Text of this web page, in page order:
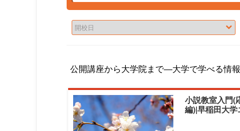
公開講座から大学院まで―大学で学べる情
小説教室入門(
編)|早稲田大